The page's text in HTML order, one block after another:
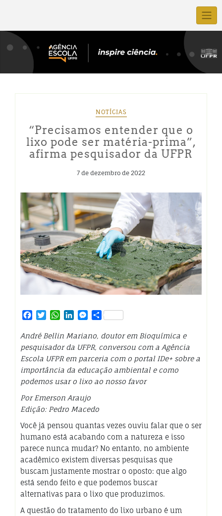
NOTÍCIAS
“Precisamos entender que o
lixo pode ser matéria-prima”,
afirma pesquisador da UFPR
7 de dezembro de 2022
Facebook
TwitterWhatsApp
LinkedInMessenger
Share
André Bellin Mariano, doutor em Bioquímica e
pesquisador da UFPR, conversou com a Agência
Escola UFPR em parceria com o portal IDe+ sobre a
importância da educação ambiental e como
podemos usar o lixo ao nosso favor
Por Emerson Araujo
Edição: Pedro Macedo
Você já pensou quantas vezes ouviu falar que o ser
humano está acabando com a natureza e isso
parece nunca mudar? No entanto, no ambiente
acadêmico existem diversas pesquisas que
buscam justamente mostrar o oposto: que algo
está sendo feito e que podemos buscar
alternativas para o lixo que produzimos.
A questão do tratamento do lixo urbano é um